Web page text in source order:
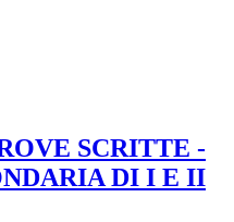
SCRITTE -
DI I E II